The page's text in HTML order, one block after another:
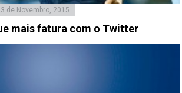
de Novembro, 2015
mais fatura com o Twitter